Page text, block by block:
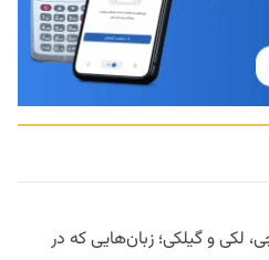
لکی و گیلکی؛ زبان‌هایی که در